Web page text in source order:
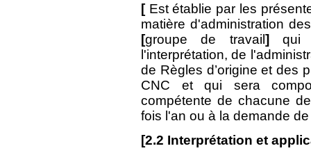
[ Est établie par les
matière d'administration
[groupe de travail]qui
l'interprétation, de
de Règles d’origine et des
CNC et qui sera
compétente de chacune
fois l'an ou à la demande
[2.2 Interprétation et